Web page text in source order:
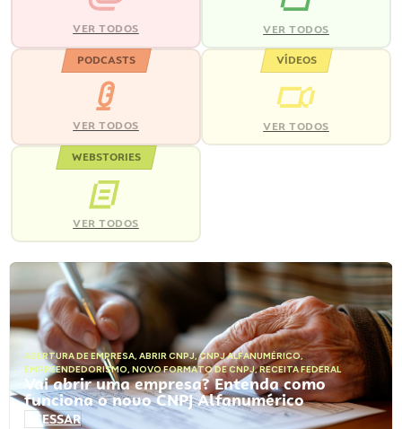
VER TODOS VER TODOS
PODCASTS
VER TODOS
VÍDEOS
VER TODOS
WEBSTORIES
VER TODOS
ABERTURA DE EMPRESA, ABRIR CNPJ,CNPJ ALFANUMÉRICO,
EMPREENDEDORISMO, NOVO FORMATO DE CNPJ,RECEITA FEDERAL
Vai abrir uma empresa? Entenda como
funciona o novo CNPJ Alfanumérico
ACESSAR